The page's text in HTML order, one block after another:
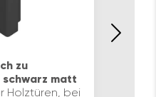
zu
matt
Holztüren, bei